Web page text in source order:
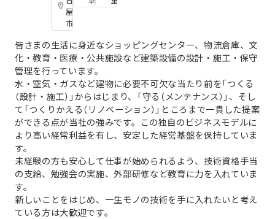
屋
市
皆さまの生活に身近なショッピングセンター、物流倉庫、文
化・教育・医療・公共施設など建築設備の設計・施工・保守
管理を行っています。
水・空気・ガスなど建物に必要不可欠な当たり前を「つくる
（設計・施工）」からはじまり、「守る（メンテナンス）」、そし
て「つくりかえる（リノベーション）」ところまで一貫した提案
ができる点が当社の強みです。この独自のビジネスモデルに
より高い経常利益を有し、安定した経営基盤を保持していま
す。
未経験の方も安心して仕事が始められるよう、技術資格手当
の支給、勉強会の実施、外部研修など教育に力を入れていま
す。
新しいことをはじめ、一生モノの技術を手に入れたいと考え
ている方は大歓迎です。